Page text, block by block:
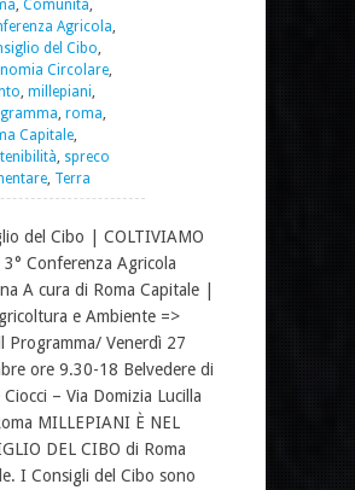
, Comunità,
Agricola,
del Cibo,
Circolare,
, millepiani,
, roma,
Capitale,
, spreco
, Terra
del Cibo | COLTIVIAMO
3° Conferenza Agricola
A cura di Roma Capitale |
e Ambiente =>
Programma/ Venerdì 27
ore 9.30-18 Belvedere di
– Via Domizia Lucilla
MILLEPIANI È NEL
DEL CIBO di Roma
I Consigli del Cibo sono